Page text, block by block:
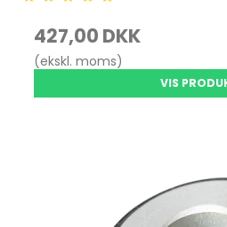
427,00 DKK
(ekskl. moms)
VIS